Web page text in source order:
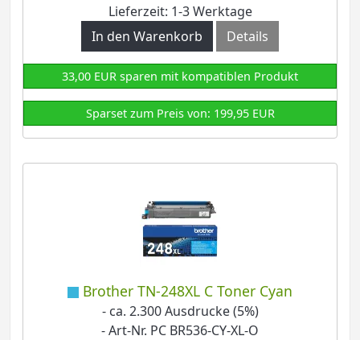
Lieferzeit: 1-3 Werktage
In den Warenkorb
Details
33,00 EUR sparen mit kompatiblen Produkt
Sparset zum Preis von: 199,95 EUR
Brother TN-248XL C Toner Cyan
- ca. 2.300 Ausdrucke (5%)
- Art-Nr. PC BR536-CY-XL-O